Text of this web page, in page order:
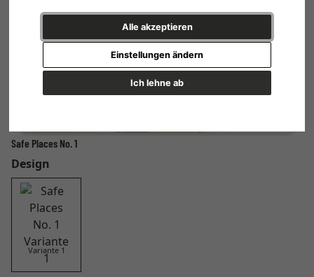
Alle akzeptieren
Ich lehne ab
Einstellungen ändern
Safe Places No. 1
Design
Variante 1